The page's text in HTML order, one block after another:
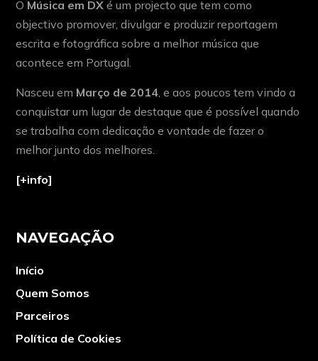
O Música em DX é um projecto que tem como
objectivo promover, divulgar e produzir reportagem
escrita e fotográfica sobre a melhor música que
acontece em Portugal.
Nasceu em Março de 2014, e aos poucos tem vindo a
conquistar um lugar de destaque que é possível quando
se trabalha com dedicação e vontade de fazer o
melhor junto dos melhores.
[+info]
NAVEGAÇÃO
Início
Quem Somos
Parceiros
Política de Cookies